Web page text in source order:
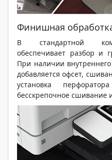
Финишная
В стандартной
обеспечивает разбор и
При наличии
добавляется офсет,
установка
бесскрепочное сшивание